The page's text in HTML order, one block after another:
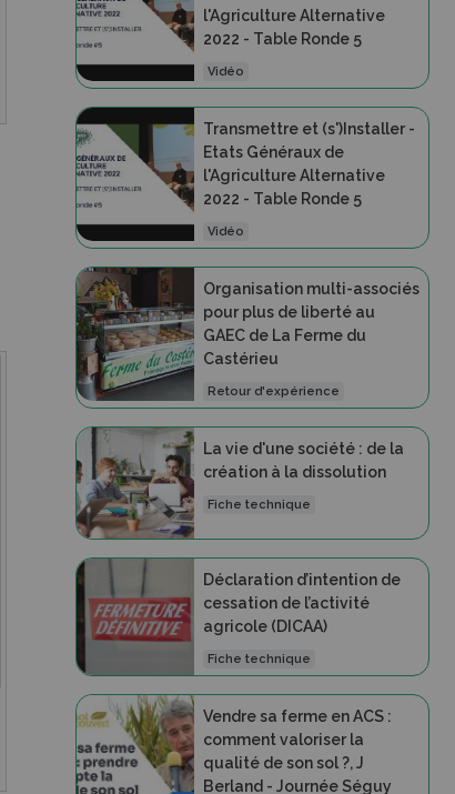
l'Agriculture Alternative
2022 - Table Ronde 5
Vidéo
Transmettre et (s')Installer -
Etats Généraux de
l'Agriculture Alternative
2022 - Table Ronde 5
Vidéo
Organisation multi-associés
pour plus de liberté au
GAEC de La Ferme du
Castérieu
Retour d'expérience
La vie d'une société : de la
création à la dissolution
Fiche technique
Déclaration d’intention de
cessation de l’activité
agricole (DICAA)
Fiche technique
Vendre sa ferme en ACS :
comment valoriser la
qualité de son sol ?, J
Berland - Journée Séguy